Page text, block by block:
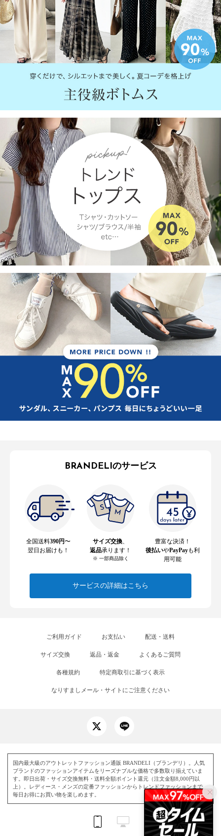
BRANDELIのサービス
全国送料390円〜
翌日お届けも！
サイズ交換
返品承ります！
※ 一部商品除く
豊富な決済！
後払いやPayPayも利
用可能
サービスの詳細はこちら
ご利用ガイド お支払い 配送・送料
サイズ交換 返品・返金 よくあるご質問
各種規約 特定商取引に基づく表示
なりすましメール・サイトにご注意ください
国内最大級のアウトレットファッション通販 BRANDELI（ブランデリ）。人気
ブランドのファッションアイテムをリーズナブルな価格で多数取り揃えていま
す。即日出荷・サイズ交換無料・送料全額ポイント還元（注文金額8,000円以
上）。レディース・メンズの定番ファッションからトレンドファッションまで、
毎日お得にお買い物を楽しめます。